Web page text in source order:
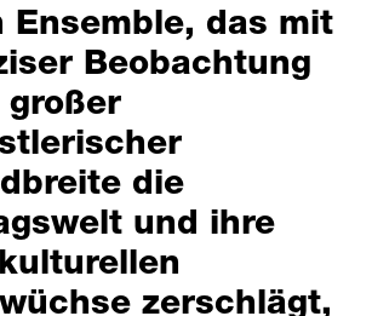
Ensemble, das mit
Beobachtung
großer
die
und ihre
zerschlägt,